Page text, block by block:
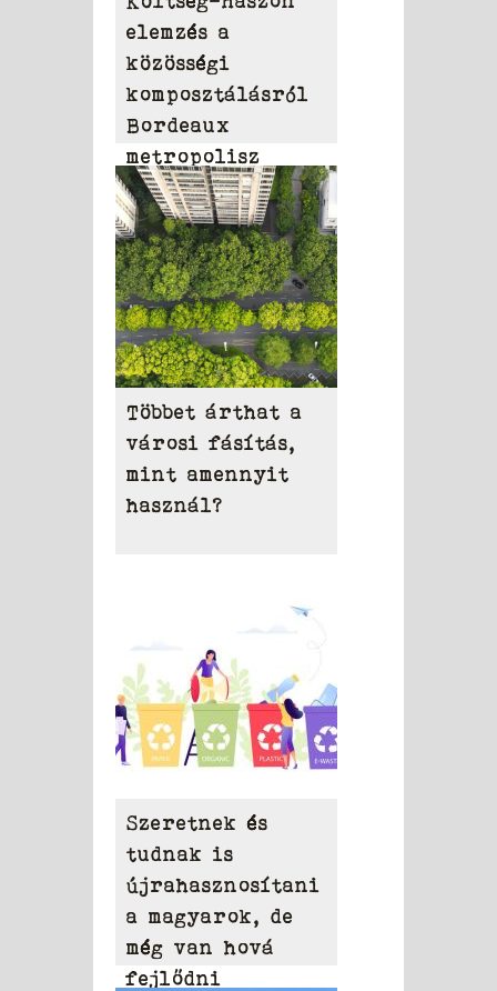
elemzés a
közösségi
komposztálásról
Bordeaux
metropolisz
területén
Többet árthat a
városi fásítás,
mint amennyit
használ?
Szeretnek és
tudnak is
újrahasznosítani
a magyarok, de
még van hová
fejlődni